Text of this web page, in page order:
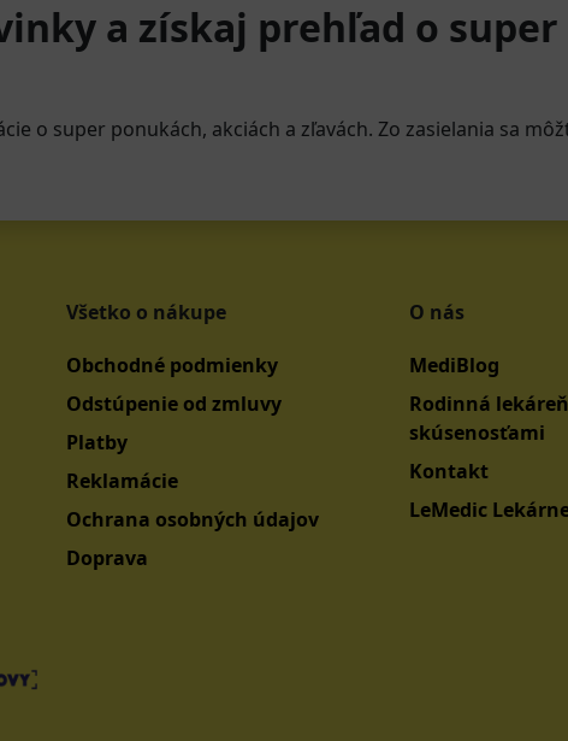
a získaj prehľad o super
o super ponukách, akciách a zľavách. Zo zasielania sa
Všetko o nákupe
Obchodné podmienky
Odstúpenie od zmluvy
Platby
Reklamácie
Ochrana osobných údajov
Doprava
O nás
MediBlog
Rodinná
skúsenosťami
Kontakt
LeMedic